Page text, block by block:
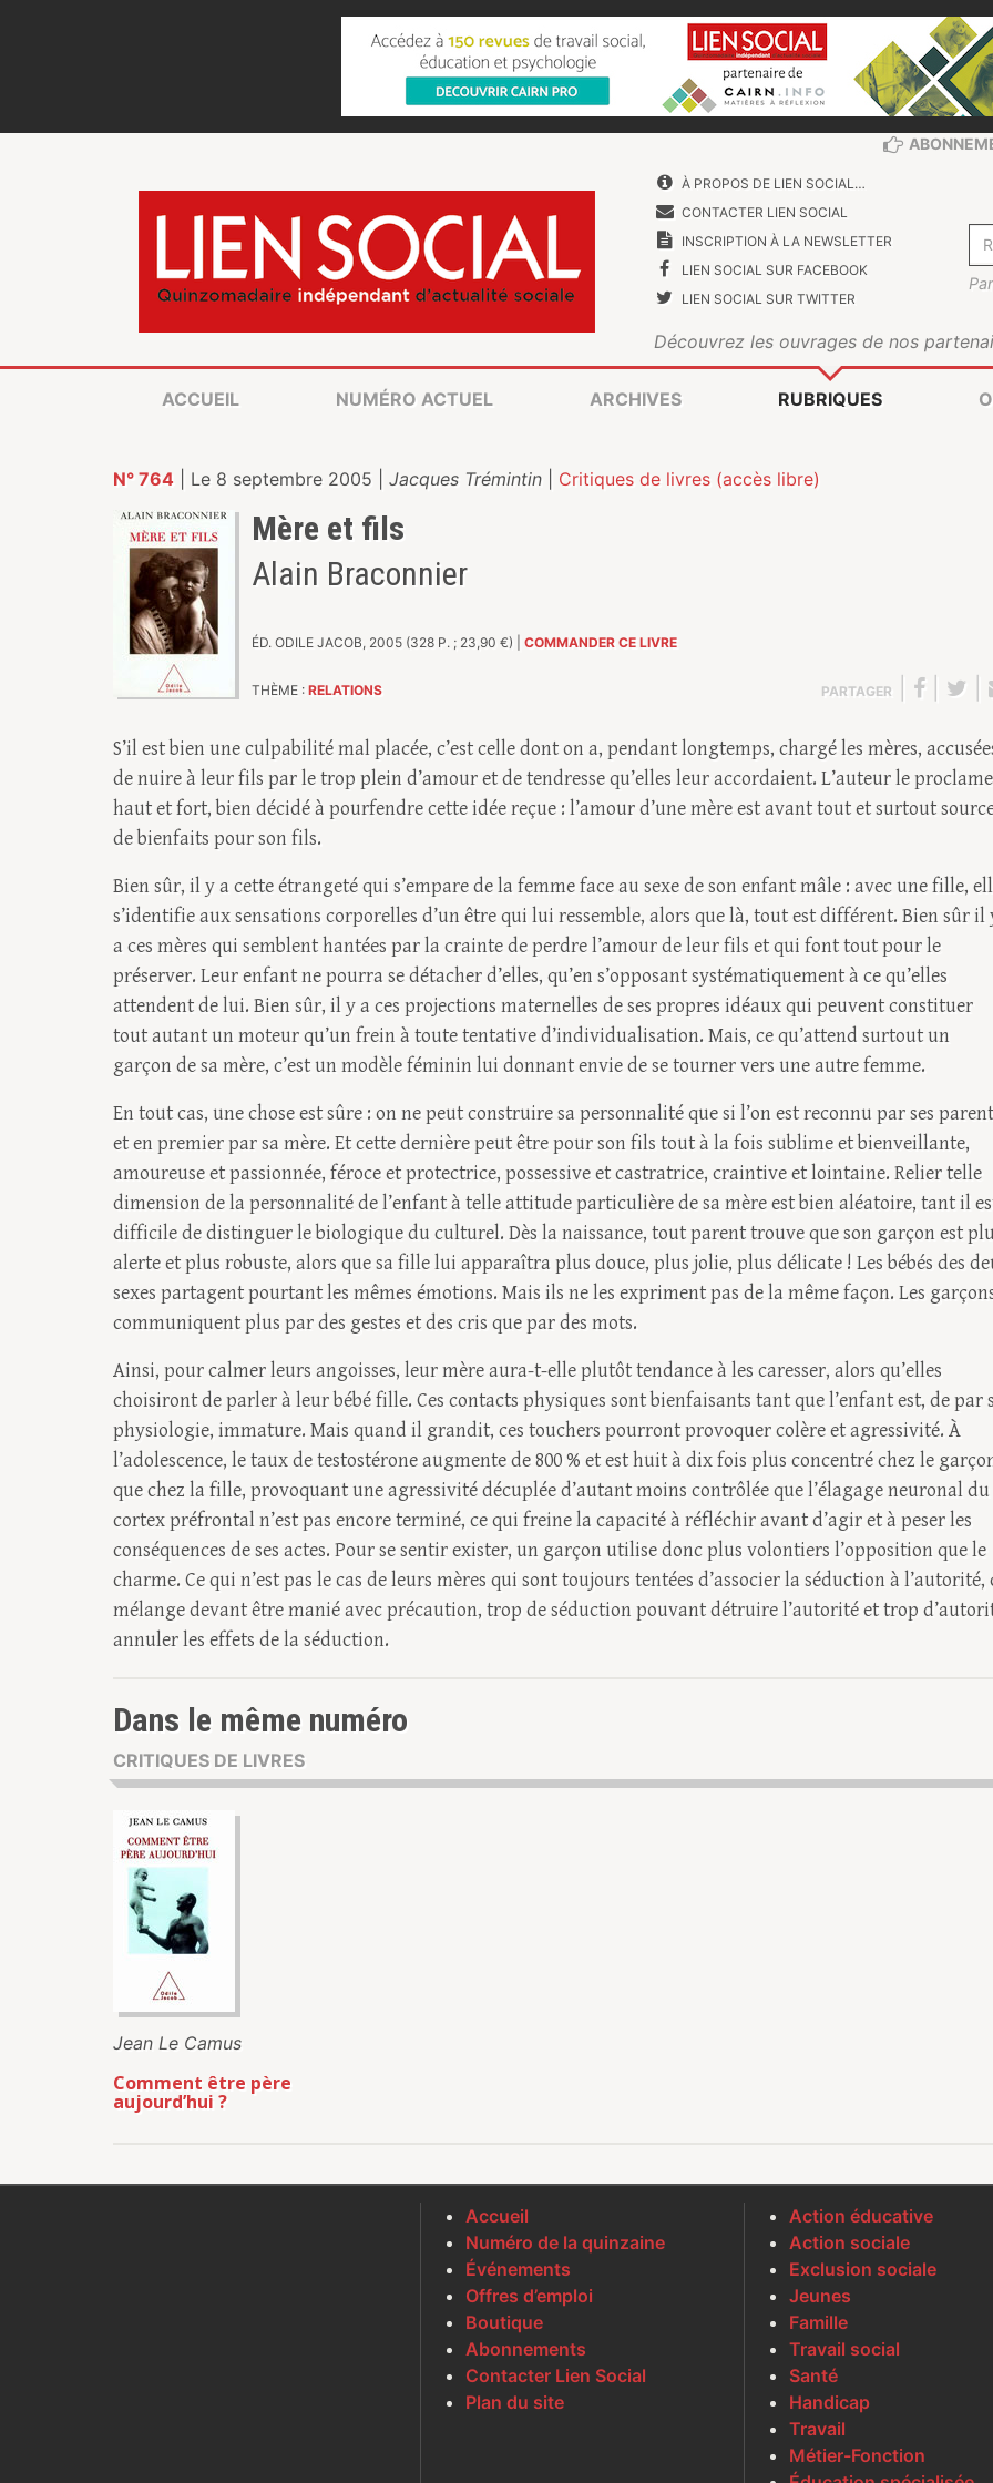
À PROPOS DE LIEN SOCIAL…
CONTACTER LIEN SOCIAL
INSCRIPTION À LA NEWSLETTER
LIEN SOCIAL SUR FACEBOOK
LIEN SOCIAL SUR TWITTER
Découvrez les ouvrages de nos
ACCUEIL NUMÉRO ACTUEL ARCHIVES RUBRIQUES
N° 764 | Le 8 septembre 2005 | Jacques Trémintin Critiques de livres (accès libre)
Mère et fils
Alain Braconnier
ÉD. ODILE JACOB, 2005 (328 P. ; 23,90 €) | COMMANDER CE LIVRE
THÈME : RELATIONS PARTAGER
S’il est bien une culpabilité mal placée, c’est celle dont on a, pendant longtemps, chargé les mères,
de nuire à leur fils par le trop plein d’amour et de tendresse qu’elles leur accordaient. L’auteur le proclame
haut et fort, bien décidé à pourfendre cette idée reçue : l’amour d’une mère est avant tout et surtout
de bienfaits pour son fils.
Bien sûr, il y a cette étrangeté qui s’empare de la femme face au sexe de son enfant mâle : avec une fille,
s’identifie aux sensations corporelles d’un être qui lui ressemble, alors que là, tout est différent. Bien sûr il
a ces mères qui semblent hantées par la crainte de perdre l’amour de leur fils et qui font tout pour le
préserver. Leur enfant ne pourra se détacher d’elles, qu’en s’opposant systématiquement à ce qu’elles
attendent de lui. Bien sûr, il y a ces projections maternelles de ses propres idéaux qui peuvent constituer
tout autant un moteur qu’un frein à toute tentative d’individualisation. Mais, ce qu’attend surtout un
garçon de sa mère, c’est un modèle féminin lui donnant envie de se tourner vers une autre femme.
En tout cas, une chose est sûre : on ne peut construire sa personnalité que si l’on est reconnu par ses
et en premier par sa mère. Et cette dernière peut être pour son fils tout à la fois sublime et bienveillante,
amoureuse et passionnée, féroce et protectrice, possessive et castratrice, craintive et lointaine. Relier telle
dimension de la personnalité de l’enfant à telle attitude particulière de sa mère est bien aléatoire, tant il
difficile de distinguer le biologique du culturel. Dès la naissance, tout parent trouve que son garçon est
alerte et plus robuste, alors que sa fille lui apparaîtra plus douce, plus jolie, plus délicate ! Les bébés des
sexes partagent pourtant les mêmes émotions. Mais ils ne les expriment pas de la même façon. Les
communiquent plus par des gestes et des cris que par des mots.
Ainsi, pour calmer leurs angoisses, leur mère aura-t-elle plutôt tendance à les caresser, alors qu’elles
choisiront de parler à leur bébé fille. Ces contacts physiques sont bienfaisants tant que l’enfant est, de par
physiologie, immature. Mais quand il grandit, ces touchers pourront provoquer colère et agressivité. À
l’adolescence, le taux de testostérone augmente de 800 % et est huit à dix fois plus concentré chez le
que chez la fille, provoquant une agressivité décuplée d’autant moins contrôlée que l’élagage neuronal du
cortex préfrontal n’est pas encore terminé, ce qui freine la capacité à réfléchir avant d’agir et à peser les
conséquences de ses actes. Pour se sentir exister, un garçon utilise donc plus volontiers l’opposition que le
charme. Ce qui n’est pas le cas de leurs mères qui sont toujours tentées d’associer la séduction à l’autorité,
mélange devant être manié avec précaution, trop de séduction pouvant détruire l’autorité et trop
annuler les effets de la séduction.
Dans le même numéro
CRITIQUES DE LIVRES
Jean Le Camus
Comment être père
aujourd’hui ?
Accueil
Numéro de la quinzaine
Événements
Offres d’emploi
Boutique
Abonnements
Contacter Lien Social
Plan du site
Action éducative
Action sociale
Exclusion sociale
Jeunes
Famille
Travail social
Santé
Handicap
Travail
Métier-Fonction